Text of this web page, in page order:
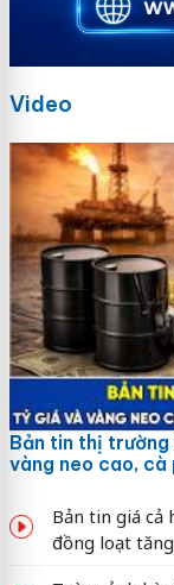
Video
Bản tin thị
vàng neo cao,
Bản tin giá cả
đồng loạt